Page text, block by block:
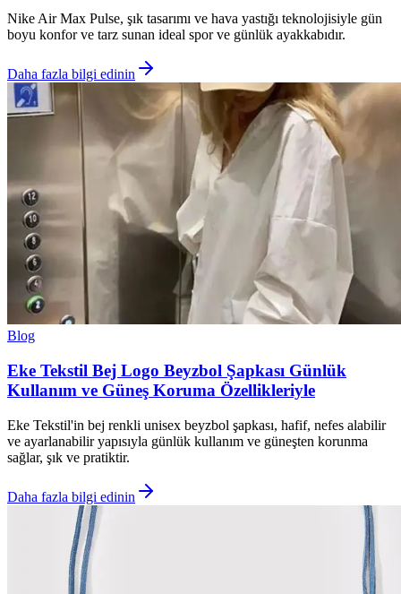
Nike Air Max Pulse, şık tasarımı ve hava yastığı teknolojisiyle gün
boyu konfor ve tarz sunan ideal spor ve günlük ayakkabıdır.
Daha fazla bilgi edinin
Blog
Eke Tekstil Bej Logo Beyzbol Şapkası Günlük
Kullanım ve Güneş Koruma Özellikleriyle
Eke Tekstil'in bej renkli unisex beyzbol şapkası, hafif, nefes alabilir
ve ayarlanabilir yapısıyla günlük kullanım ve güneşten korunma
sağlar, şık ve pratiktir.
Daha fazla bilgi edinin